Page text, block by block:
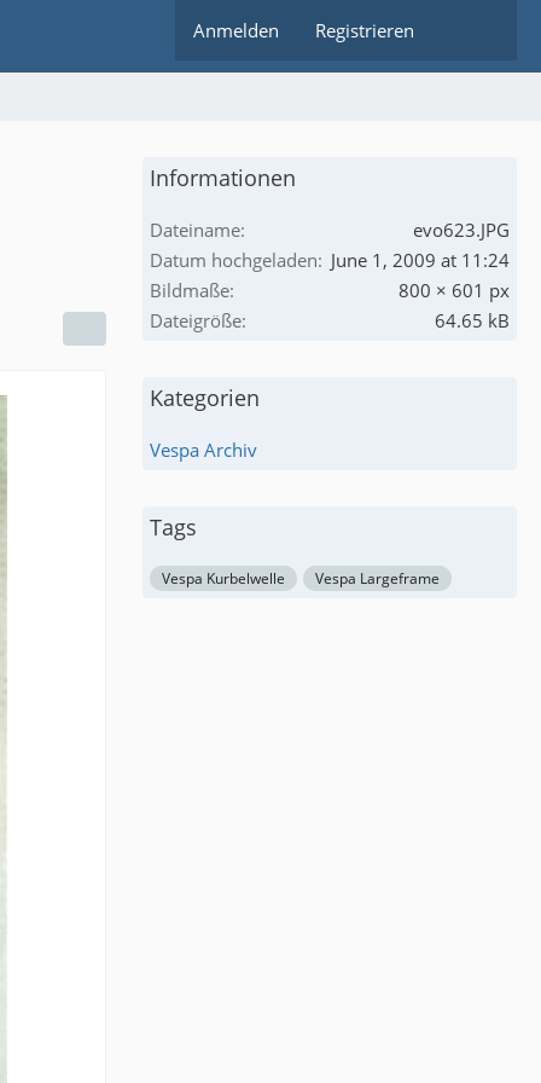
Anmelden Registrieren
Informationen
Dateiname
evo623.JPG
Datum hochgeladen
June 1, 2009 at 11:24
Bildmaße
800 × 601 px
Dateigröße
64.65 kB
Kategorien
Vespa Archiv
Tags
Vespa Kurbelwelle Vespa Largeframe